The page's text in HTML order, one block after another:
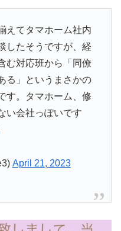
えてタマホーム社内
したそうですが、経
む対応班から「同僚
る」というまさかの
す。タマホーム、修
い会社っぽいです
April 21, 2023